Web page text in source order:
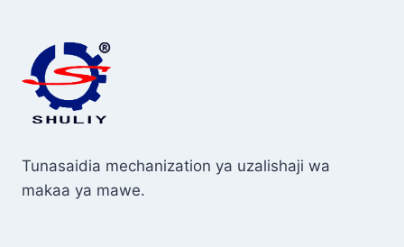
Tunasaidia mechanization ya uzalishaji wa
makaa ya mawe.